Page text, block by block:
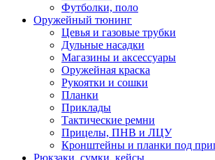
Футболки, поло
Оружейный тюнинг
Цевья и газовые трубки
Дульные насадки
Магазины и аксессуары
Оружейная краска
Рукоятки и сошки
Планки
Приклады
Тактические ремни
Прицелы, ПНВ и ЛЦУ
Кронштейны и планки под
Рюкзаки, сумки, кейсы